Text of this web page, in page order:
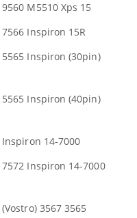
9560 M5510 Xps 15
7566 Inspiron 15R
5565 Inspiron (30pin)
5565 Inspiron (40pin)
Inspiron 14-7000
7572 Inspiron 14-7000
(Vostro) 3567 3565